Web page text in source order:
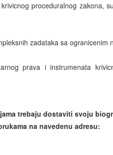
proceduralnog zakona,
zadataka sa ogranicenim
prava i instrumenata
trebaju dostaviti svoju
na navedenu adresu: